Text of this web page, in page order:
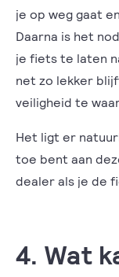
je op weg gaat
Daarna is het
je fiets te laten
net zo lekker
veiligheid te
Het ligt er
toe bent aan
dealer als je de
4. Wat